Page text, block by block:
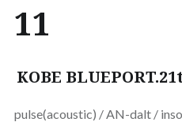
11
KOBE
pulse(acoustic) / AN-dalt /